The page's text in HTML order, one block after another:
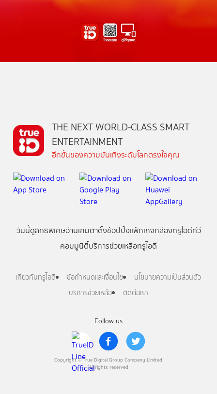
Follow us
Copyright © True Digital Group Company Limited.
All rights reserved
THE NEXT WORLD-CLASS SMART
ENTERTAINMENT
อีกขั้นของความบันเทิงระดับโลกตรงใจคุณ
วันนี้ดูสิทธิพิเศษอ่านเกมตาตั้งช้อปปิ้งแพ็กเกจกล่องทรูไอดีทีวี
คอมมูนิตี้บริการช่วยเหลือทรูไอดี
เกี่ยวกับทรูไอดี ข้อกำหนดและเงื่อนไข
นโยบายความเป็นส่วนตัว
บริการช่วยเหลือ
ติดต่อเรา